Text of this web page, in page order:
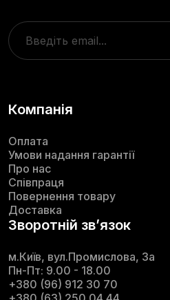
Компанія
Оплата
Умови надання гарантії
Про нас
Співпраця
Повернення товару
Доставка
Зворотній звʼязок
м.Київ, вул.Промислова, 3а
Пн-Пт: 9.00 - 18.00
+380 (96) 912 30 70